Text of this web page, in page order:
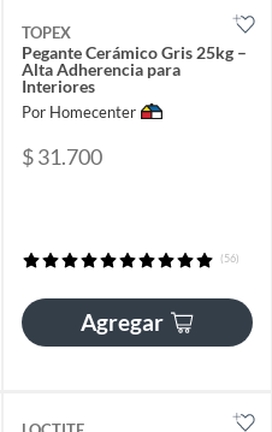
TOPEX
Pegante Cerámico Gris 25kg –
Alta Adherencia para
Interiores
Por Homecenter
$ 31.700
(56)
Agregar